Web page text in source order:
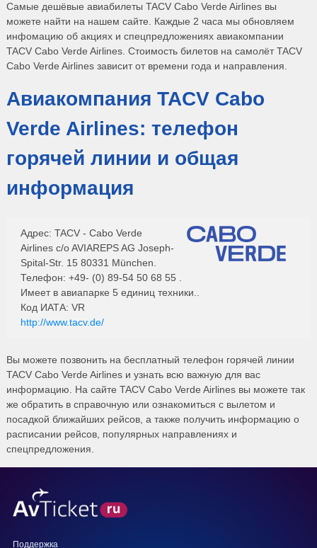
Самые дешёвые авиабилеты TACV Cabo Verde Airlines вы
можете найти на нашем сайте. Каждые 2 часа мы обновляем
инфомацию об акциях и спецпредложениях авиакомпании
TACV Cabo Verde Airlines. Стоимость билетов на самолёт TACV
Cabo Verde Airlines зависит от времени года и направления.
Авиакомпания TACV Cabo
Verde Airlines: телефон
горячей линии и общая
информация
Адрес: TACV - Cabo Verde
Airlines c/o AVIAREPS AG Joseph-
Spital-Str. 15 80331 München.
Телефон: +49- (0) 89-54 50 68 55 .
Имеет в авиапарке 5 единиц техники..
Код ИАТА: VR
http://www.tacv.de/
Вы можете позвонить на бесплатный телефон горячей линии
TACV Cabo Verde Airlines и узнать всю важную для вас
информацию. На сайте TACV Cabo Verde Airlines вы можете так
же обратить в справочную или ознакомиться с вылетом и
посадкой ближайших рейсов, а также получить информацию о
расписании рейсов, популярных направлениях и
спецпредложения.
Поддержка